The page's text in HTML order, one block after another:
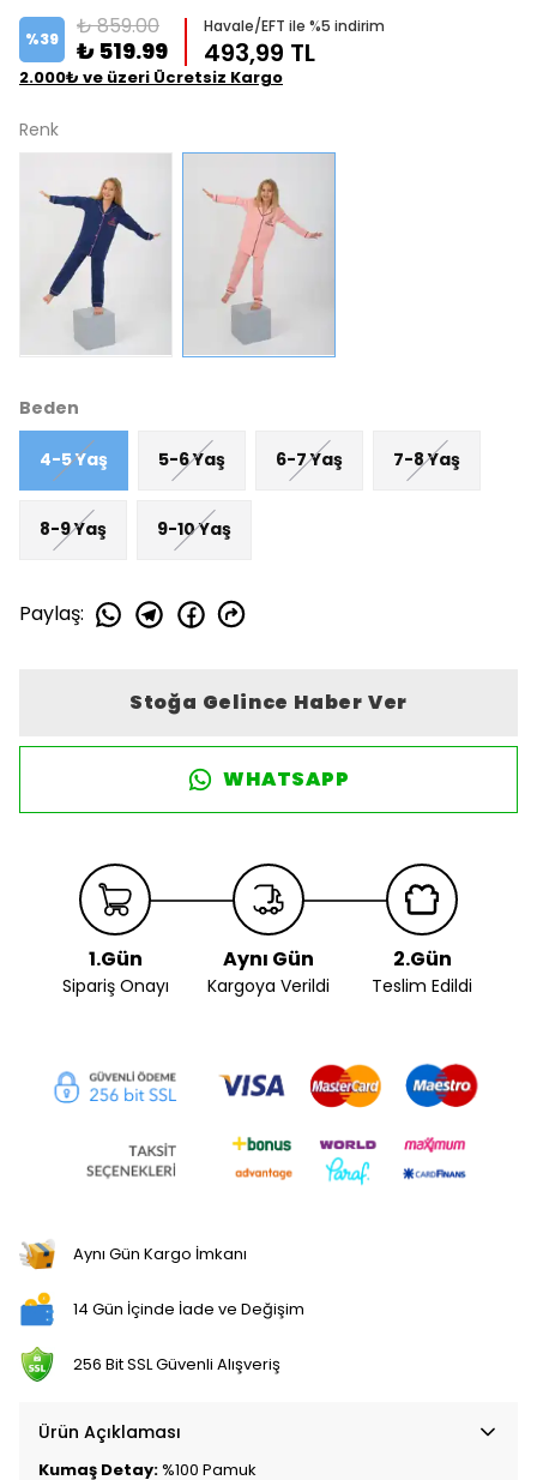
%39 ₺ 859.00
₺ 519.99
Havale/EFT ile %5 indirim
493,99 TL
2.000₺ ve üzeri Ücretsiz Kargo
Renk
Beden
4-5 Yaş 5-6 Yaş 6-7 Yaş 7-8 Yaş
8-9 Yaş 9-10 Yaş
Paylaş:
Stoğa Gelince Haber Ver
WHATSAPP
1.Gün
Sipariş Onayı
Aynı Gün
Kargoya Verildi
2.Gün
Teslim Edildi
Aynı Gün Kargo İmkanı
14 Gün İçinde İade ve Değişim
256 Bit SSL Güvenli Alışveriş
Ürün Açıklaması
Kumaş Detay:%100 Pamuk